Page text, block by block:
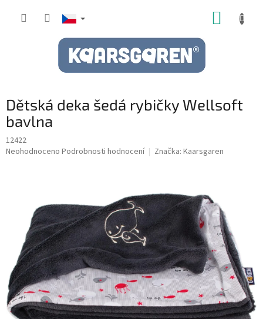
Dětská deka šedá rybičky Wellsoft
bavlna
12422
Průměrné
hvězdiček.
Neohodnoceno Podrobnosti hodnocení Značka: Kaarsgaren